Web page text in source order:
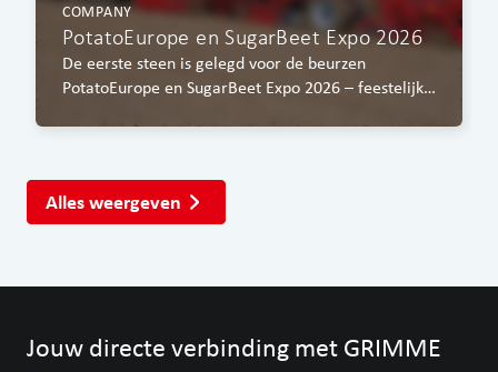
COMPANY
PotatoEurope en SugarBeet Expo 2026
De eerste steen is gelegd voor de beurzen
PotatoEurope en SugarBeet Expo 2026 – feestelijke
Alles weergeven
Jouw directe verbinding met GRIMME